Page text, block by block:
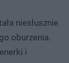
niesłusznie
oburzenia.
i